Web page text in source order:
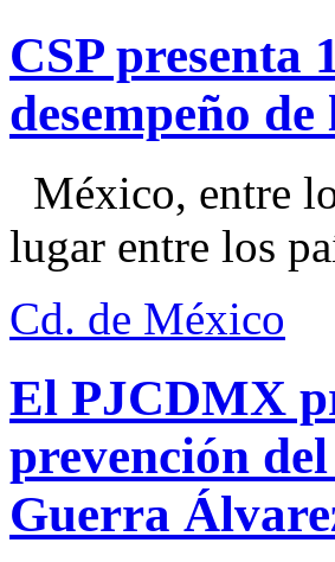
CSP presenta
desempeño
México, entre
lugar entre los
Cd. de México
El PJCDMX
prevención
Guerra